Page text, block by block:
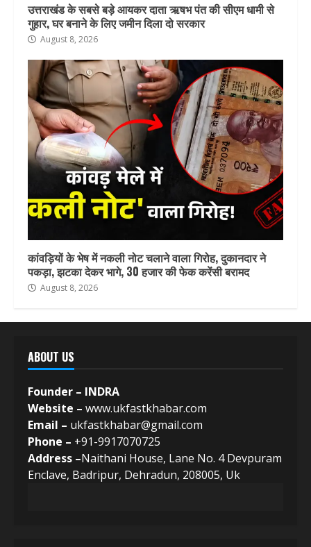
उत्तराखंड के सबसे बड़े आयकर दाता ऋषभ पंत की सीएम धामी से
गुहार, घर बनाने के लिए जमीन दिला दो सरकार
August 8, 2026
कांवड़ियों के भेष में नकली नोट चलाने वाला गिरोह, दुकानदार ने
पकड़ा, झटका देकर भागे, 30 हजार की फेक करेंसी बरामद
August 8, 2026
ABOUT US
Founder – INDRA
Website – www.ukfastkhabar.com
Email – ukfastkhabar@gmail.com
Phone – +91-9917070725
Address –Naithani House, Lane No. 4 Devpuram
Enclave, Badripur, Dehradun, 208005, Uk